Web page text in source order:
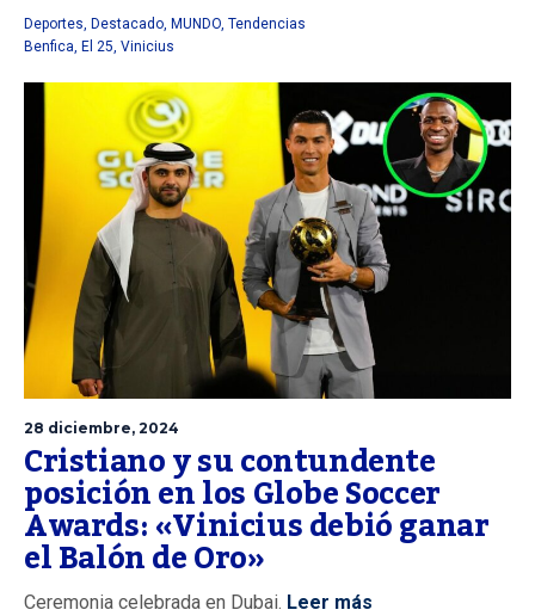
Deportes, Destacado, MUNDO, Tendencias
Benfica, El 25, Vinicius
28 diciembre, 2024
Cristiano y su contundente
posición en los Globe Soccer
Awards: «Vinicius debió ganar
el Balón de Oro»
Ceremonia celebrada en Dubai. Leer más